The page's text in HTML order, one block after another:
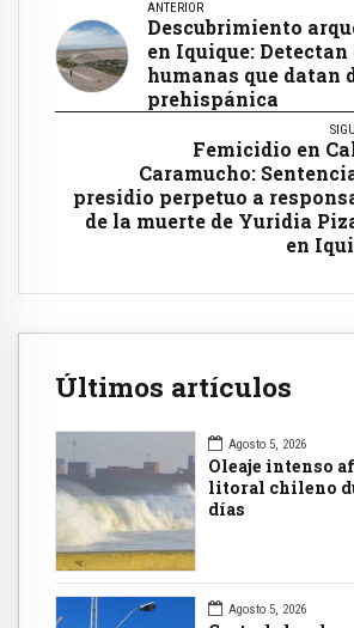
ANTERIOR
Descubrimiento
en Iquique:
humanas que datan
prehispánica
Femicidio en
Caramucho:
presidio perpetuo a
de la muerte de Yuridia
en
Últimos artículos
Agosto 5, 2026
Oleaje intenso
litoral chileno
días
Agosto 5, 2026